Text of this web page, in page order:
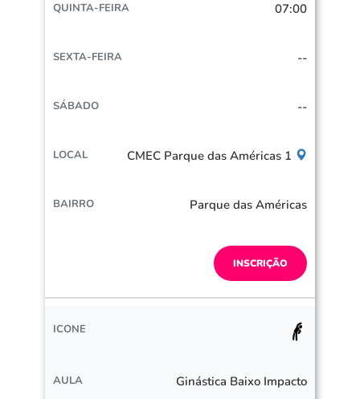
07:00
--
--
CMEC Parque das Américas 1
Parque das Américas
INSCRIÇÃO
Ginástica Baixo Impacto